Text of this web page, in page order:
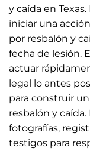
y caída en
iniciar una
por resbalón y
fecha de lesión.
actuar
legal lo antes
para construir
resbalón y
fotografías,
testigos para